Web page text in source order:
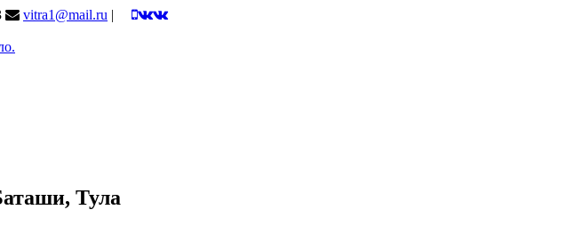
vitra1@mail.ru |
Тула